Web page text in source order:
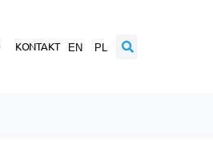
KONTAKT EN PL